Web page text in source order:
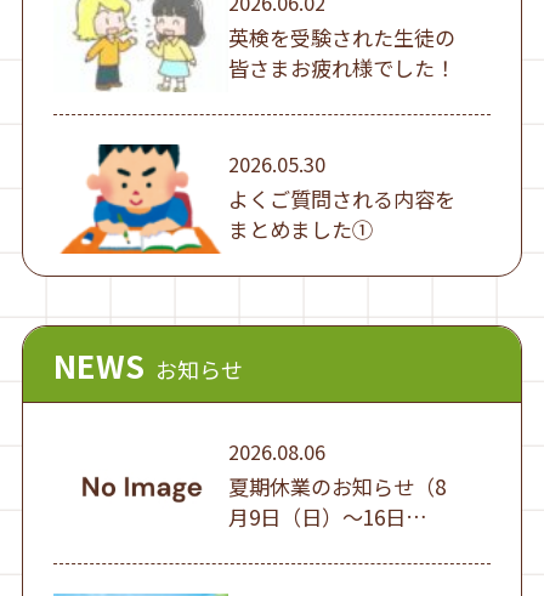
英検を受験された生徒の
皆さまお疲れ様でした！
2026.05.30
よくご質問される内容を
まとめました①
NEWS お知らせ
2026.08.06
夏期休業のお知らせ（8
月9日（日）～16日